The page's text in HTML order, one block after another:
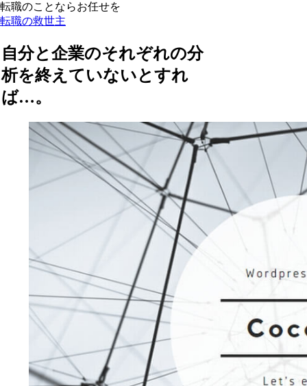
転職のことならお任せを
転職の救世主
自分と企業のそれぞれの分
析を終えていないとすれ
ば…。